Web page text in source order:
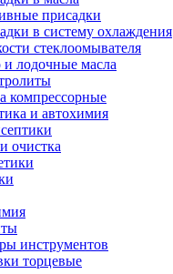
присадки
в систему охлаждения
стеклоомывателя
лодочные масла
компрессорные
и автохимия
очистка
инструментов
торцевые